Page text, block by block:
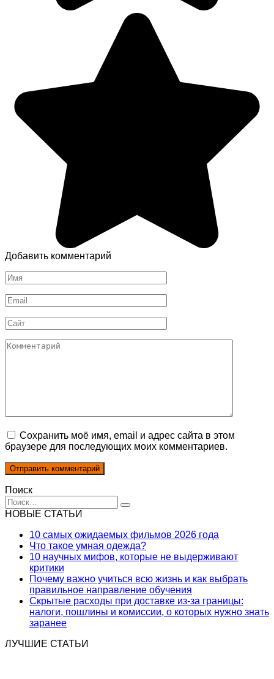
Добавить комментарий
Имя
*
Email
*
Сайт
Комментарий
Сохранить моё имя, email и адрес сайта в этом
браузере для последующих моих комментариев.
Поиск
Search
for:
НОВЫЕ СТАТЬИ
10 самых ожидаемых фильмов 2026 года
Что такое умная одежда?
10 научных мифов, которые не выдерживают
критики
Почему важно учиться всю жизнь и как выбрать
правильное направление обучения
Скрытые расходы при доставке из-за границы:
налоги, пошлины и комиссии, о которых нужно знать
заранее
ЛУЧШИЕ СТАТЬИ